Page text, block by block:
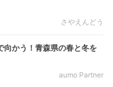
さやえんどう
向かう！青森県の春と冬を
aumo Partner